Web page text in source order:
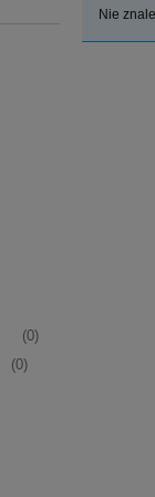
(0)
(0)
Nie